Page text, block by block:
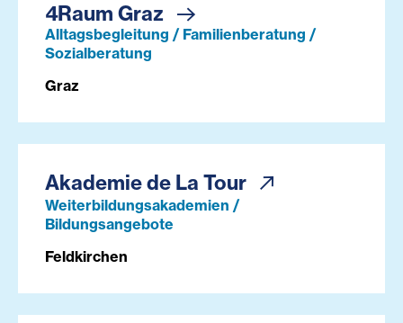
4Raum Graz
Alltagsbegleitung / Familienberatung /
Sozialberatung
Graz
Akademie de La Tour
Weiterbildungsakademien /
Bildungsangebote
Feldkirchen